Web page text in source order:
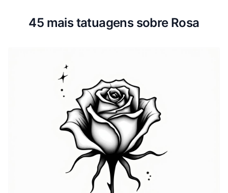
45 mais tatuagens sobre Rosa